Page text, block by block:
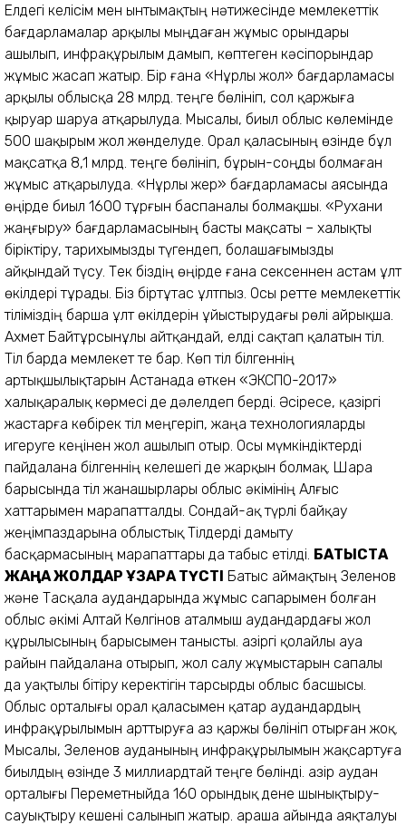
Елдегі келісім мен ынтымақтың нәтижесінде мемлекеттік
бағдарламалар арқылы мыңдаған жұмыс орындары
ашылып, инфрақұрылым дамып, көптеген кәсіпорындар
жұмыс жасап жатыр. Бір ғана «Нұрлы жол» бағдарламасы
арқылы облысқа 28 млрд. теңге бөлініп, сол қаржыға
қыруар шаруа атқарылуда. Мысалы, биыл облыс көлемінде
500 шақырым жол жөнделуде. Орал қаласының өзінде бұл
мақсатқа 8,1 млрд. теңге бөлініп, бұрын-соңды болмаған
жұмыс атқарылуда. «Нұрлы жер» бағдарламасы аясында
өңірде биыл 1600 тұрғын баспаналы болмақшы. «Рухани
жаңғыру» бағдарламасының басты мақсаты – халықты
біріктіру, тарихымызды түгендеп, болашағымызды
айқындай түсу. Тек біздің өңірде ғана сексеннен астам ұлт
өкілдері тұрады. Біз біртұтас ұлтпыз. Осы ретте мемлекеттік
тіліміздің барша ұлт өкілдерін ұйыстырудағы рөлі айрықша.
Ахмет Байтұрсынұлы айтқандай, елді сақтап қалатын тіл.
Тіл барда мемлекет те бар. Көп тіл білгеннің
артықшылықтарын Астанада өткен «ЭКСПО-2017»
халықаралық көрмесі де дәлелдеп берді. Әсіресе, қазіргі
жастарға көбірек тіл меңгеріп, жаңа технологияларды
игеруге кеңінен жол ашылып отыр. Осы мүмкіндіктерді
пайдалана білгеннің келешегі де жарқын болмақ. Шара
барысында тіл жанашырлары облыс әкімінің Алғыс
хаттарымен марапатталды. Сондай-ақ түрлі байқау
жеңімпаздарына облыстық Тілдерді дамыту
басқармасының марапаттары да табыс етілді. БАТЫСТА
ЖАҢА ЖОЛДАР ҰЗАРА ТҮСТІ Батыс аймақтың Зеленов
және Тасқала аудандарында жұмыс сапарымен болған
облыс әкімі Алтай Көлгінов аталмыш аудандардағы жол
құрылысының барысымен танысты. Қазіргі қолайлы ауа
райын пайдалана отырып, жол салу жұмыстарын сапалы
да уақтылы бітіру керектігін тарсырды облыс басшысы.
Облыс орталығы орал қаласымен қатар аудандардың
инфрақұрылымын арттыруға аз қаржы бөлініп отырған жоқ.
Мысалы, Зеленов ауданының инфрақұрылымын жақсартуға
биылдың өзінде 3 миллиардтай теңге бөлінді. Қазір аудан
орталығы Переметныйда 160 орындық дене шынықтыру-
сауықтыру кешені салынып жатыр. Қараша айында аяқталуы